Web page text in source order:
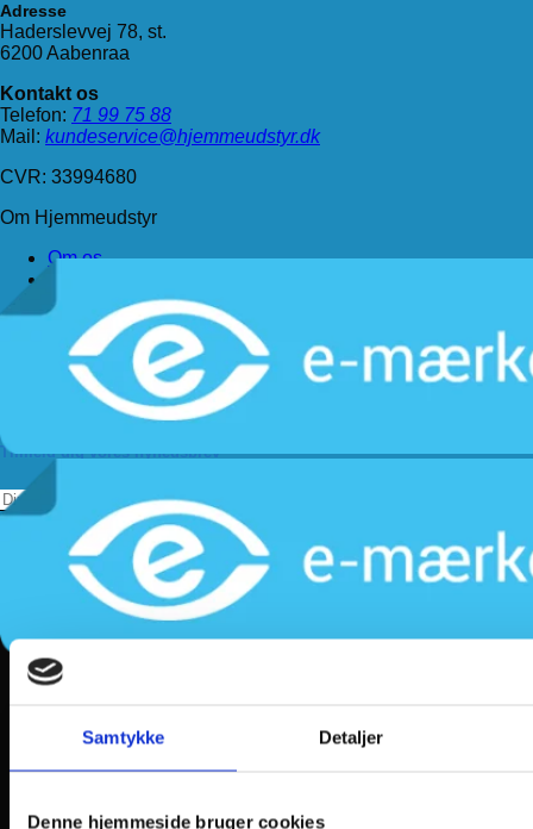
Samtykke Detaljer
Denne hjemmeside bruger cookies
Adresse
Haderslevvej 78, st.
6200 Aabenraa
Kontakt os
Telefon: 71 99 75 88
Mail: kundeservice@hjemmeudstyr.dk
CVR: 33994680
Om Hjemmeudstyr
Om os
Levering
Kundeservice
Returnering
Privatlivspolitik
Tilmeld dig vores nyhedsbrev